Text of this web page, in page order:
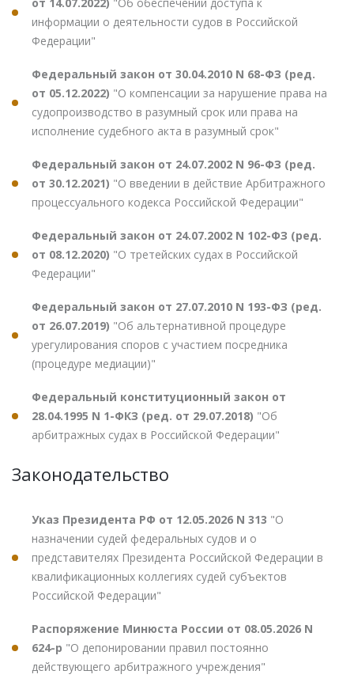
информации о деятельности судов в Российской
Федерации"
Федеральный закон от 30.04.2010 N 68-ФЗ (ред.
от 05.12.2022) "О компенсации за нарушение права на
судопроизводство в разумный срок или права на
исполнение судебного акта в разумный срок"
Федеральный закон от 24.07.2002 N 96-ФЗ (ред.
от 30.12.2021) "О введении в действие Арбитражного
процессуального кодекса Российской Федерации"
Федеральный закон от 24.07.2002 N 102-ФЗ (ред.
от 08.12.2020) "О третейских судах в Российской
Федерации"
Федеральный закон от 27.07.2010 N 193-ФЗ (ред.
от 26.07.2019) "Об альтернативной процедуре
урегулирования споров с участием посредника
(процедуре медиации)"
Федеральный конституционный закон от
28.04.1995 N 1-ФКЗ (ред. от 29.07.2018) "Об
арбитражных судах в Российской Федерации"
Законодательство
Указ Президента РФ от 12.05.2026 N 313 "О
назначении судей федеральных судов и о
представителях Президента Российской Федерации в
квалификационных коллегиях судей субъектов
Российской Федерации"
Распоряжение Минюста России от 08.05.2026 N
624-р "О депонировании правил постоянно
действующего арбитражного учреждения"